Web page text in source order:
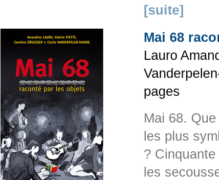
[suite]
Mai 68
Lauro
pages
Mai 68.
les plus
?
les